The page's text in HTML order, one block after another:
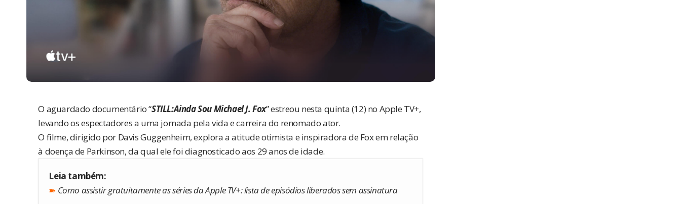
O aguardado documentário “STILL:Ainda Sou Michael J. Fox” estreou nesta quinta (12) no Apple TV+,
levando os espectadores a uma jornada pela vida e carreira do renomado ator.
O filme, dirigido por Davis Guggenheim, explora a atitude otimista e inspiradora de Fox em relação
à doença de Parkinson, da qual ele foi diagnosticado aos 29 anos de idade.
Leia também:
➽ Como assistir gratuitamente as séries da Apple TV+: lista de episódios liberados sem assinatura